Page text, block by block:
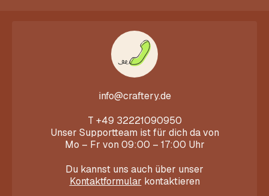
info@craftery.de
T +49 32221090950
Unser Supportteam ist für dich da von
Mo – Fr von 09:00 – 17:00 Uhr
Du kannst uns auch über unser
Kontaktformular kontaktieren